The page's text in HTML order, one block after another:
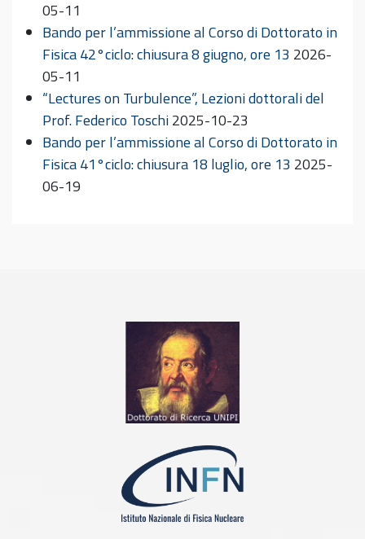
05-11
Bando per l’ammissione al Corso di Dottorato in
Fisica 42°ciclo: chiusura 8 giugno, ore 13 2026-
05-11
“Lectures on Turbulence”, Lezioni dottorali del
Prof. Federico Toschi2025-10-23
Bando per l’ammissione al Corso di Dottorato in
Fisica 41°ciclo: chiusura 18 luglio, ore 13 2025-
06-19